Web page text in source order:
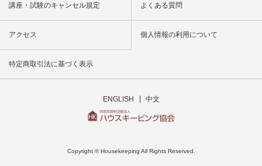
講座・試験のキャンセル規定 よくある質問
アクセス 個人情報の利用について
特定商取引法に基づく表示
ENGLISH 中文
Copyright © Housekeeping All Rights Reserved.